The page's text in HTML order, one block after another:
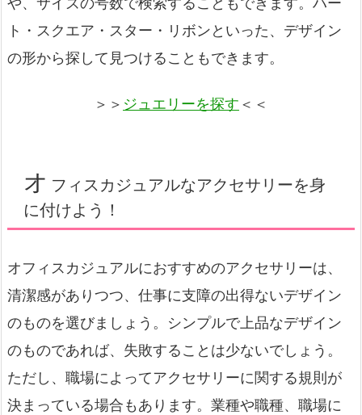
ト・スクエア・スター・リボンといった、デザイン
の形から探して見つけることもできます。
＞＞ ジュエリーを探す ＜＜
オ フィスカジュアルなアクセサリーを身
に付けよう！
オフィスカジュアルにおすすめのアクセサリーは、
清潔感がありつつ、仕事に支障の出得ないデザイン
のものを選びましょう。シンプルで上品なデザイン
のものであれば、失敗することは少ないでしょう。
ただし、職場によってアクセサリーに関する規則が
決まっている場合もあります。業種や職種、職場に